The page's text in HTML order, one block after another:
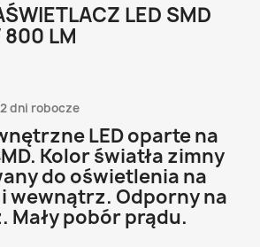
LED SMD
800 LM
dni robocze
LED oparte na
Kolor światła zimny
do oświetlenia na
wewnątrz. Odporny na
Mały pobór prądu.